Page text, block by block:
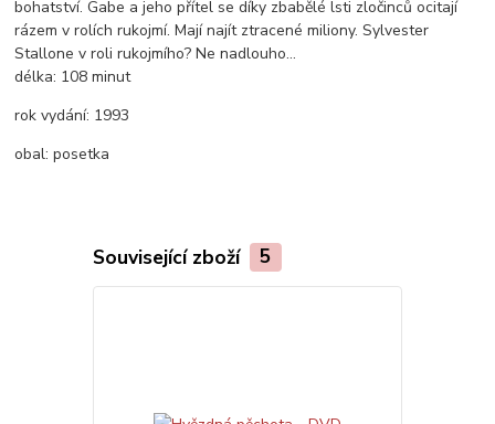
bohatství. Gabe a jeho přítel se díky zbabělé lsti zločinců ocitají
rázem v rolích rukojmí. Mají najít ztracené miliony. Sylvester
Stallone v roli rukojmího? Ne nadlouho...
délka: 108 minut
rok vydání: 1993
obal: posetka
Související zboží 5